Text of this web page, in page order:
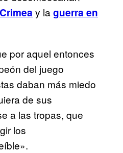
y la guerra en
por aquel entonces
del juego
daban más miedo
de sus
a las tropas, que
los